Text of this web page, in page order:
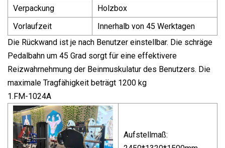
Verpackung
Holzbox
Vorlaufzeit
Innerhalb von 45 Werktagen
Die Rückwand ist je nach Benutzer einstellbar. Die schräge
Pedalbahn um 45 Grad sorgt für eine effektivere
Reizwahrnehmung der Beinmuskulatur des Benutzers. Die
maximale Tragfähigkeit beträgt 1200 kg
1.FM-1024A
Aufstellmaß: